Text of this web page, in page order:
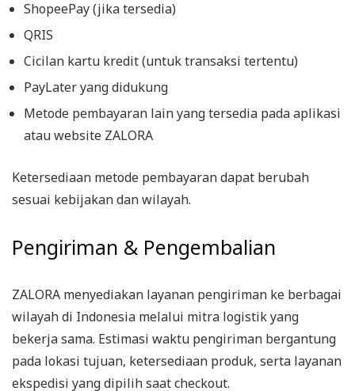
ShopeePay (jika tersedia)
QRIS
Cicilan kartu kredit (untuk transaksi tertentu)
PayLater yang didukung
Metode pembayaran lain yang tersedia pada aplikasi
atau website ZALORA
Ketersediaan metode pembayaran dapat berubah
sesuai kebijakan dan wilayah.
Pengiriman & Pengembalian
ZALORA menyediakan layanan pengiriman ke berbagai
wilayah di Indonesia melalui mitra logistik yang
bekerja sama. Estimasi waktu pengiriman bergantung
pada lokasi tujuan, ketersediaan produk, serta layanan
ekspedisi yang dipilih saat checkout.